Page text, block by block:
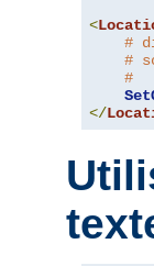
<
#
#
#
</